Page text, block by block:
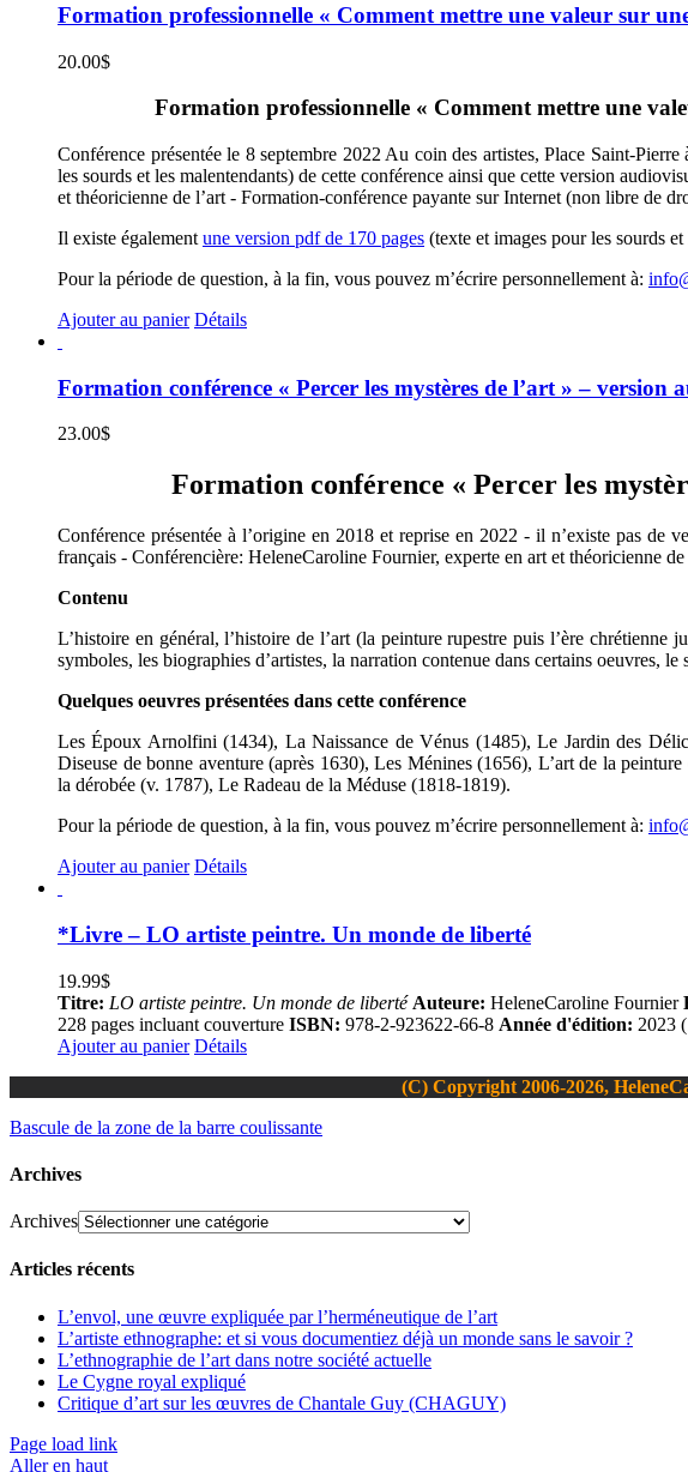
Formation professionnelle « Comment mettre une valeur sur
20.00$
Formation professionnelle « Comment mettre une
Conférence présentée le 8 septembre 2022 Au coin des artistes, Place Saint-
les sourds et les malentendants) de cette conférence ainsi que cette version
et théoricienne de l’art - Formation-conférence payante sur Internet (non libre de
Il existe également une version pdf de 170 pages (texte et images pour les sourds
Pour la période de question, à la fin, vous pouvez m’écrire personnellement à:
Ajouter au panier Détails
Formation conférence « Percer les mystères de l’art » – version
23.00$
Formation conférence « Percer les
Conférence présentée à l’origine en 2018 et reprise en 2022 - il n’existe pas de
français - Conférencière: HeleneCaroline Fournier, experte en art et théoricienne
Contenu
L’histoire en général, l’histoire de l’art (la peinture rupestre puis l’ère chrétienne
symboles, les biographies d’artistes, la narration contenue dans certains oeuvres,
Quelques oeuvres présentées dans cette conférence
Les Époux Arnolfini (1434), La Naissance de Vénus (1485), Le Jardin des
Diseuse de bonne aventure (après 1630), Les Ménines (1656), L’art de la
la dérobée (v. 1787), Le Radeau de la Méduse (1818-1819).
Pour la période de question, à la fin, vous pouvez m’écrire personnellement à:
Ajouter au panier Détails
*Livre – LO artiste peintre. Un monde de liberté
19.99$
Titre: LO artiste peintre. Un monde de liberté Auteure: HeleneCaroline Fournier
228 pages incluant couverture ISBN: 978-2-923622-66-8 Année d'édition: 2023
Ajouter au panier Détails
(C) Copyright 2006-2026,
Bascule de la zone de la barre coulissante
Archives
Archives
Articles récents
L’envol, une œuvre expliquée par l’herméneutique de l’art
L’artiste ethnographe: et si vous documentiez déjà un monde sans le savoir ?
L’ethnographie de l’art dans notre société actuelle
Le Cygne royal expliqué
Critique d’art sur les œuvres de Chantale Guy (CHAGUY)
Page load link
Aller en haut